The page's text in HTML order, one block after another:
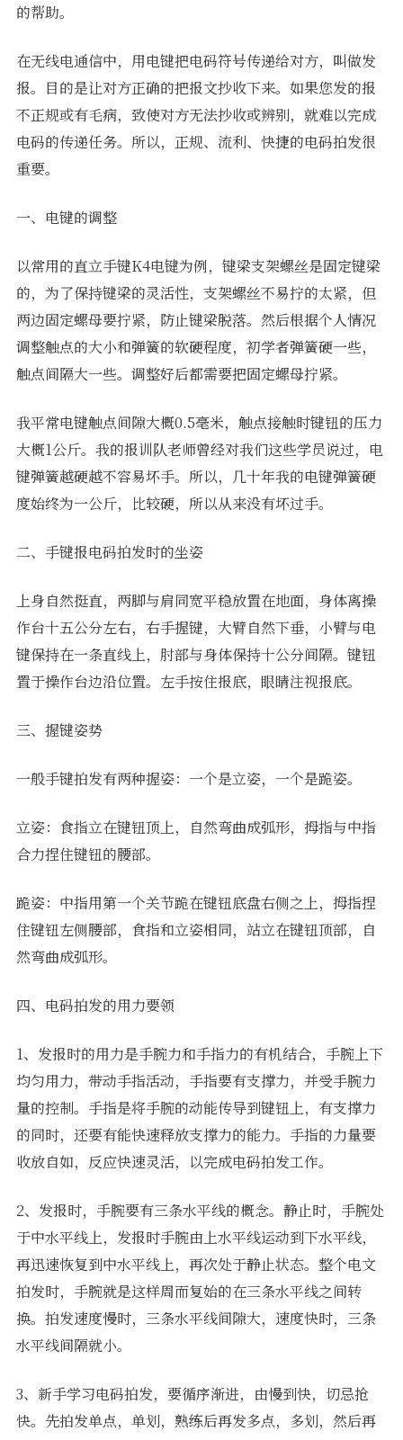
的帮助。
在无线电通信中，用电键把电码符号传递给对方，叫做发
报。目的是让对方正确的把报文抄收下来。如果您发的报
不正规或有毛病，致使对方无法抄收或辨别，就难以完成
电码的传递任务。所以，正规、流利、快捷的电码拍发很
重要。
一、电键的调整
以常用的直立手键K4电键为例，键梁支架螺丝是固定键梁
的，为了保持键梁的灵活性，支架螺丝不易拧的太紧，但
两边固定螺母要拧紧，防止键梁脱落。然后根据个人情况
调整触点的大小和弹簧的软硬程度，初学者弹簧硬一些，
触点间隔大一些。调整好后都需要把固定螺母拧紧。
我平常电键触点间隙大概0.5毫米，触点接触时键钮的压力
大概1公斤。我的报训队老师曾经对我们这些学员说过，电
键弹簧越硬越不容易坏手。所以，几十年我的电键弹簧硬
度始终为一公斤，比较硬，所以从来没有坏过手。
二、手键报电码拍发时的坐姿
上身自然挺直，两脚与肩同宽平稳放置在地面，身体离操
作台十五公分左右，右手握键，大臂自然下垂，小臂与电
键保持在一条直线上，肘部与身体保持十公分间隔。键钮
置于操作台边沿位置。左手按住报底，眼睛注视报底。
三、握键姿势
一般手键拍发有两种握姿：一个是立姿，一个是跪姿。
立姿：食指立在键钮顶上，自然弯曲成弧形，拇指与中指
合力捏住键钮的腰部。
跪姿：中指用第一个关节跪在键钮底盘右侧之上，拇指捏
住键钮左侧腰部，食指和立姿相同，站立在键钮顶部，自
然弯曲成弧形。
四、电码拍发的用力要领
1、发报时的用力是手腕力和手指力的有机结合，手腕上下
均匀用力，带动手指活动，手指要有支撑力，并受手腕力
量的控制。手指是将手腕的动能传导到键钮上，有支撑力
的同时，还要有能快速释放支撑力的能力。手指的力量要
收放自如，反应快速灵活，以完成电码拍发工作。
2、发报时，手腕要有三条水平线的概念。静止时，手腕处
于中水平线上，发报时手腕由上水平线运动到下水平线，
再迅速恢复到中水平线上，再次处于静止状态。整个电文
拍发时，手腕就是这样周而复始的在三条水平线之间转
换。拍发速度慢时，三条水平线间隙大，速度快时，三条
水平线间隔就小。
3、新手学习电码拍发，要循序渐进，由慢到快，切忌抢
快。先拍发单点，单划，熟练后再发多点，多划，然后再